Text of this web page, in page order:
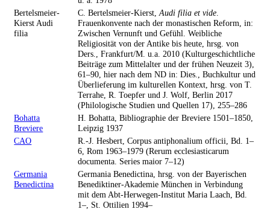
Bertelsmeier-
Kierst Audi
filia
C. Bertelsmeier-Kierst,Audi filia et vide.
Frauenkonvente nach der monastischen Reform, in:
Zwischen Vernunft und Gefühl. Weibliche
Religiosität von der Antike bis heute, hrsg. von
Ders., Frankfurt/M. u.a. 2010 (Kulturgeschichtliche
Beiträge zum Mittelalter und der frühen Neuzeit 3),
61–90, hier nach dem ND in: Dies., Buchkultur und
Überlieferung im kulturellen Kontext, hrsg. von T.
Terrahe, R. Toepfer und J. Wolf, Berlin 2017
(Philologische Studien und Quellen 17), 255–286
Bohatta
Breviere
H. Bohatta, Bibliographie der Breviere 1501–1850,
Leipzig 1937
CAO
R.-J. Hesbert, Corpus antiphonalium officii, Bd. 1–
6, Rom 1963–1979 (Rerum ecclesiasticarum
documenta. Series maior 7–12)
Germania
Benedictina
Germania Benedictina, hrsg. von der Bayerischen
Benediktiner-Akademie München in Verbindung
mit dem Abt-Herwegen-Institut Maria Laach, Bd.
1–, St. Ottilien 1994–